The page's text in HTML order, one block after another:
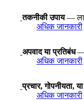
तकनीकी उपाय—
अधिक जानकारी
अपवाद या प्रतिबंध—
अधिक जानकारी
प्रचार, गोपनीयता,
अधिक जानकारी